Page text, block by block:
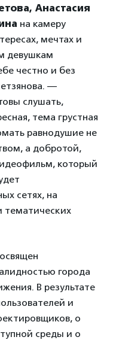
Анастасия
на камеру
мечтах и
девушкам
честно и без
—
слушать,
тема грустная
равнодушие не
а добротой,
который
сетях, на
тематических
города
В результате
и
о
среды и о